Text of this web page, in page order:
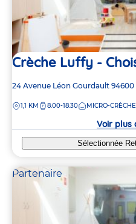
Crèche Luffy -
Adresse
la
24 Avenue Léon Gourdault 94600
DISTANCE
1,1 KM 8:00-18:30 MICRO-CRÈCHE
Voir plus
Sélectionnée
Partenaire